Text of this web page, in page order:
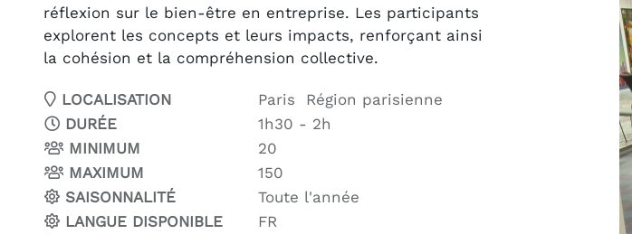
réflexion sur le bien-être en entreprise. Les participants
explorent les concepts et leurs impacts, renforçant ainsi
la cohésion et la compréhension collective.
LOCALISATION
Paris Région parisienne
DURÉE
1h30 - 2h
MINIMUM
20
MAXIMUM
150
SAISONNALITÉ
Toute l'année
LANGUE DISPONIBLE
FR